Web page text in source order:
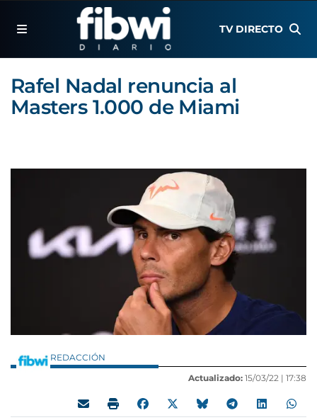
TV DIRECTO
Rafel Nadal renuncia al
Masters 1.000 de Miami
REDACCIÓN
Actualizado: 15/03/22 | 17:38